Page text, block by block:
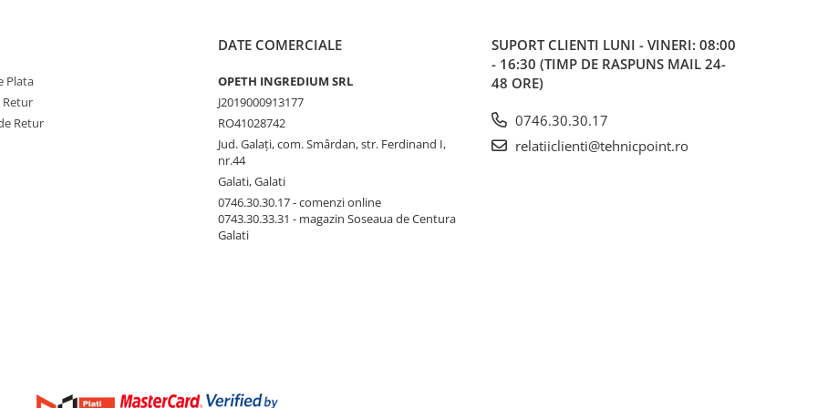
Plata
Retur
Retur
DATE COMERCIALE
OPETH INGREDIUM SRL
J2019000913177
RO41028742
Jud. Galaţi, com. Smârdan, str. Ferdinand I,
nr.44
Galati, Galati
0746.30.30.17 - comenzi online
0743.30.33.31 - magazin Soseaua de Centura
Galati
SUPORT CLIENTI LUNI - VINERI: 08:00
- 16:30 (TIMP DE RASPUNS MAIL 24-
48 ORE)
0746.30.30.17
relatiiclienti@tehnicpoint.ro